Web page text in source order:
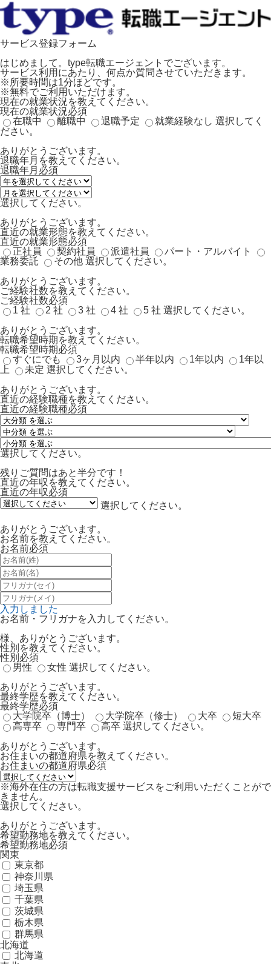
サービス登録フォーム
はじめまして。type転職エージェントでございます。
サービス利用にあたり、何点か質問させていただきます。
※所要時間は1分ほどです。
※無料でご利用いただけます。
現在の就業状況を教えてください。
現在の就業状況必須
在職中
離職中 退職予定 就業経験なし 選択してく
ださい。
ありがとうございます。
退職年月を教えてください。
退職年月 必須
選択してください。
ありがとうございます。
直近の就業形態を教えてください。
直近の就業形態必須
正社員
契約社員 派遣社員
パート・アルバイト
業務委託
その他 選択してください。
ありがとうございます。
ご経験社数を教えてください。
ご経験社数必須
1 社
2 社 3 社 4 社 5 社 選択してください。
ありがとうございます。
転職希望時期を教えてください。
転職希望時期必須
すぐにでも
3ヶ月以内 半年以内 1年以内
1年以
上
未定 選択してください。
ありがとうございます。
直近の経験職種を教えてください。
直近の経験職種必須
選択してください。
残りご質問はあと半分です！
直近の年収を教えてください。
直近の年収必須
選択してください。
ありがとうございます。
お名前を教えてください。
お名前必須
入力しました
お名前・フリガナを入力してください。
様、ありがとうございます。
性別を教えてください。
性別 必須
男性
女性 選択してください。
ありがとうございます。
最終学歴を教えてください。
最終学歴必須
大学院卒（博士）
大学院卒（修士） 大卒
短大卒
高専卒
専門卒 高卒 選択してください。
ありがとうございます。
お住まいの都道府県を教えてください。
お住まいの都道府県必須
※海外在住の方は転職支援サービスをご利用いただくことがで
きません。
選択してください。
ありがとうございます。
希望勤務地を教えてください。
希望勤務地必須
関東
東京都
神奈川県
埼玉県
千葉県
茨城県
栃木県
群馬県
北海道
北海道